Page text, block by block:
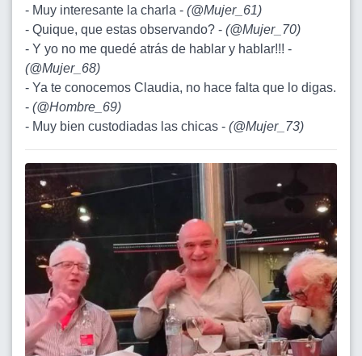
- Muy interesante la charla - (@Mujer_61)
- Quique, que estas observando? - (@Mujer_70)
- Y yo no me quedé atrás de hablar y hablar!!! -
(@Mujer_68)
- Ya te conocemos Claudia, no hace falta que lo digas.
- (@Hombre_69)
- Muy bien custodiadas las chicas - (@Mujer_73)